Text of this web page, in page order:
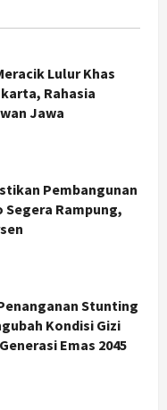
Lulur Khas
Rahasia
Jawa
Pembangunan
Rampung,
Stunting
Kondisi Gizi
Emas 2045